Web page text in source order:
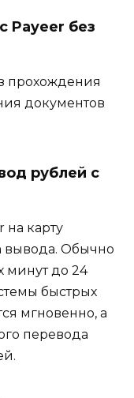
Payeer без
прохождения
документов
рублей с
на карту
вывода. Обычно
минут до 24
быстрых
мгновенно, а
перевода